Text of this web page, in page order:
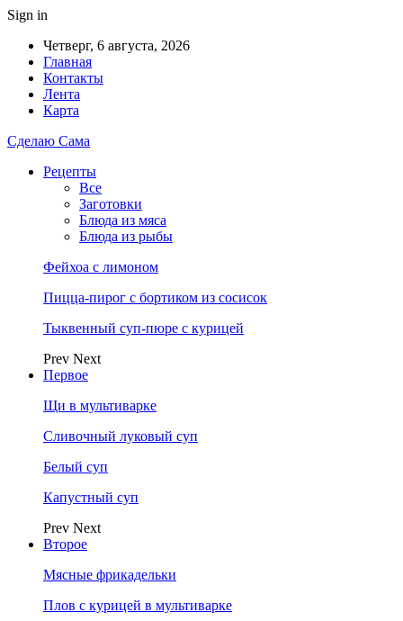
Sign in
Четверг, 6 августа, 2026
Главная
Контакты
Лента
Карта
Сделаю Сама
Рецепты
Все
Заготовки
Блюда из мяса
Блюда из рыбы
Фейхоа с лимоном
Пицца-пирог с бортиком из сосисок
Тыквенный суп-пюре с курицей
Prev Next
Первое
Щи в мультиварке
Сливочный луковый суп
Белый суп
Капустный суп
Prev Next
Второе
Мясные фрикадельки
Плов с курицей в мультиварке